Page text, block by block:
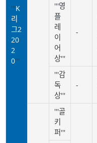
'''K
리
그2
20
2
0'''
'''영
플
레
이
어
상'''
-
'''감
독
상'''
-
'''골
키
퍼'''